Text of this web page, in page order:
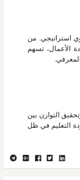
استراتيجي. من
الأعمال، تسهم
التوازن بين
التعليم في ظل